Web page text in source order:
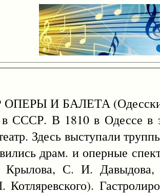
И БАЛЕТА (Одесский
СССР. В 1810 в Одессе в
Здесь выступали
драм. и оперные
Крылова, С. И.